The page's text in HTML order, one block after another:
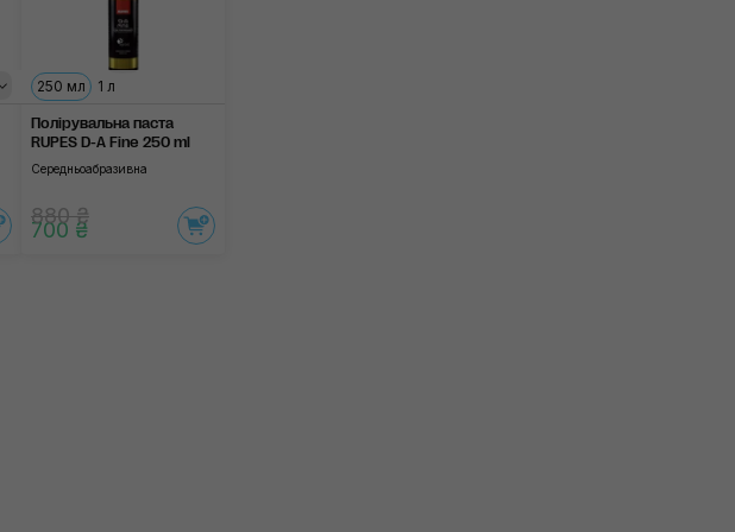
середній м'який
250 мл 1 л
Полірувальна паста
RUPES D-A Fine 250 ml
Середньоабразивна
880 ₴
700 ₴